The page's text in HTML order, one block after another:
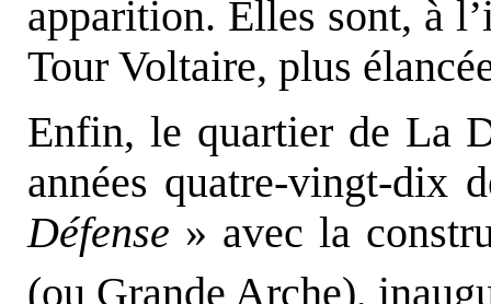
apparition. Elles sont, à
Tour Voltaire, plus
Enfin, le quartier de La
années quatre-vingt-dix
Défense » avec la
(ou Grande Arche),